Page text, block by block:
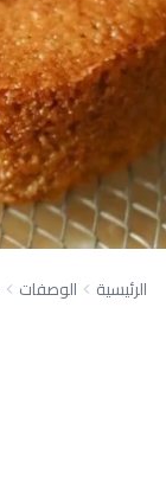
الرئيسية الوصفات